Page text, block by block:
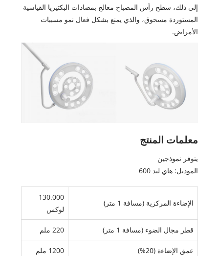
إلى ذلك، سطح رأس المصباح معالج بمضادات البكتيريا القياسية
المستوردة مسحوق، والذي يمنع بشكل فعال نمو مسببات
الأمراض.
معلمات المنتج
يتوفر نموذجين
الموديل: هاي ليد 600
الإضاءة المركزية (مسافة 1 متر)
130.000
لوكس
قطر مجال الضوء (مسافة 1 متر) 220 ملم
عمق الإضاءة (20%) 1200 ملم